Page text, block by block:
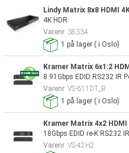
Lindy Matrix 8x8 HDMI
4K HDR
Varenr 38334
1 på lager ( i Oslo)
Kramer Matrix 6x1:2
8.91Gbps EDID RS232 IR
Varenr VS-611DT_B
1 på lager ( i Oslo)
Kramer Matrix 4x2
18Gbps EDID re-K RS232
Varenr VS-42H2